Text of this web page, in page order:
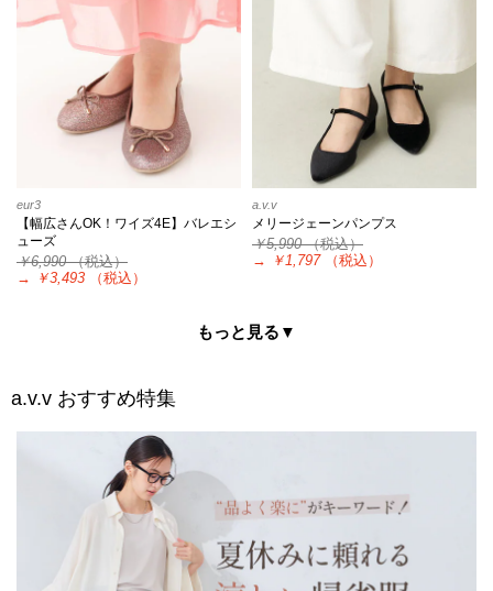
eur3
【幅広さんOK！ワイズ4E】バレエシ
ューズ
￥6,990（税込）
→
￥3,493 （税込）
a.v.v
メリージェーンパンプス
￥5,990（税込）
→
￥1,797 （税込）
もっと見る▼
a.v.v おすすめ特集